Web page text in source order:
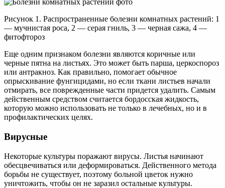
Рисунок 1. Распространенные болезни комнатных растений: 1
— мучнистая роса, 2 — серая гниль, 3 — черная сажа, 4 —
фитофтороз
Еще одним признаком болезни являются коричные или
черные пятна на листьях. Это может быть парша, церкоспороз
или антракноз. Как правильно, помогает обычное
опрыскивание фунгицидами, но если ткани листьев начали
отмирать, все поврежденные части придется удалить. Самым
действенным средством считается бордосская жидкость,
которую можно использовать не только в лечебных, но и в
профилактических целях.
Вирусные
Некоторые культуры поражают вирусы. Листья начинают
обесцвечиваться или деформироваться. Действенного метода
борьбы не существует, поэтому больной цветок нужно
уничтожить, чтобы он не заразил остальные культуры.